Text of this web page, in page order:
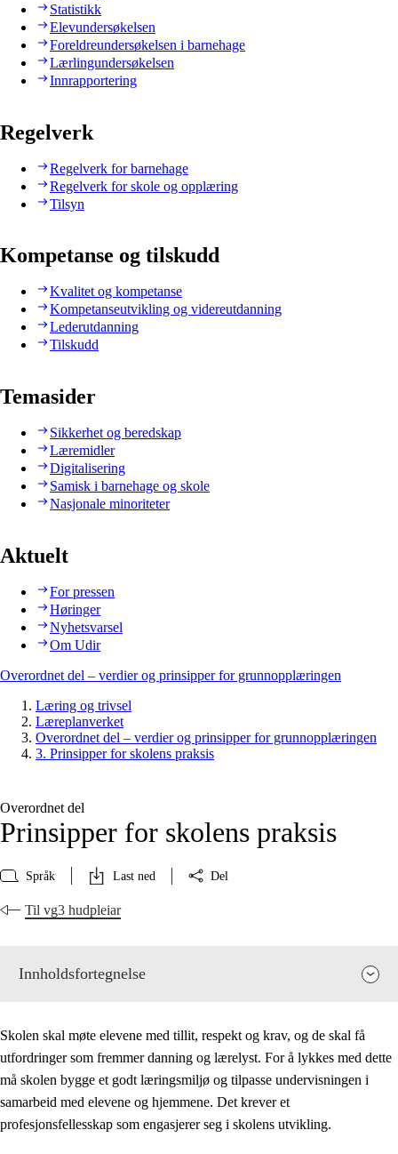
Statistikk
Elevundersøkelsen
Foreldreundersøkelsen i barnehage
Lærlingundersøkelsen
Innrapportering
Regelverk
Regelverk for barnehage
Regelverk for skole og opplæring
Tilsyn
Kompetanse og tilskudd
Kvalitet og kompetanse
Kompetanseutvikling og videreutdanning
Lederutdanning
Tilskudd
Temasider
Sikkerhet og beredskap
Læremidler
Digitalisering
Samisk i barnehage og skole
Nasjonale minoriteter
Aktuelt
For pressen
Høringer
Nyhetsvarsel
Om Udir
Overordnet del – verdier og prinsipper for grunnopplæringen
Læring og trivsel
Læreplanverket
Overordnet del – verdier og prinsipper for grunnopplæringen
3. Prinsipper for skolens praksis
Overordnet del
Prinsipper for skolens praksis
Språk Last ned Del
Til vg3 hudpleiar
Innholdsfortegnelse
Skolen skal møte elevene med tillit, respekt og krav, og de skal få
utfordringer som fremmer danning og lærelyst. For å lykkes med dette
må skolen bygge et godt læringsmiljø og tilpasse undervisningen i
samarbeid med elevene og hjemmene. Det krever et
profesjonsfellesskap som engasjerer seg i skolens utvikling.